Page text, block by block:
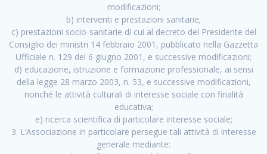
modificazioni;
b) interventi e prestazioni sanitarie;
c) prestazioni socio-sanitarie di cui al decreto del Presidente del
Consiglio dei ministri 14 febbraio 2001, pubblicato nella Gazzetta
Ufficiale n. 129 del 6 giugno 2001, e successive modificazioni;
d) educazione, istruzione e formazione professionale, ai sensi
della legge 28 marzo 2003, n. 53, e successive modificazioni,
nonché le attività culturali di interesse sociale con finalità
educativa;
e) ricerca scientifica di particolare interesse sociale;
3. L’Associazione in particolare persegue tali attività di interesse
generale mediante: